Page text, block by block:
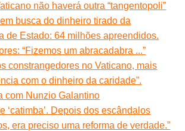
não haverá outra “tangentopoli”
busca do dinheiro tirado da
de Estado: 64 milhões apreendidos.
“Fizemos um abracadabra ...”
constrangedores no Vaticano, mais
com o dinheiro da caridade”.
com Nunzio Galantino
‘catimba’. Depois dos escândalos
era preciso uma reforma de verdade.”